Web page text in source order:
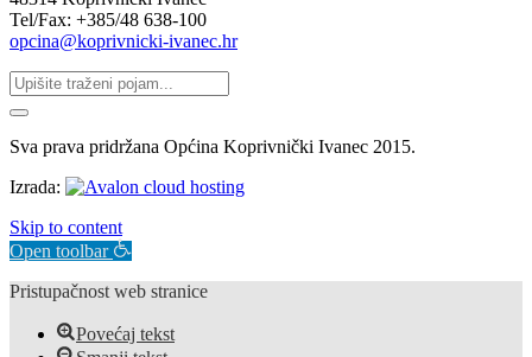
Tel/Fax: +385/48 638-100
opcina@koprivnicki-ivanec.hr
Sva prava pridržana Općina Koprivnički Ivanec 2015.
Izrada:
Skip to content
Open toolbar
Pristupačnost web stranice
Povećaj tekst